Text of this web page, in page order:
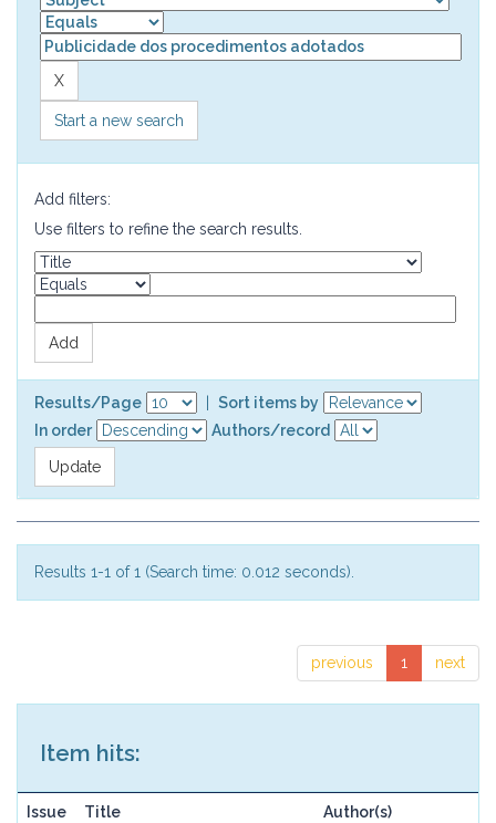
Start a new search
Add filters:
Use filters to refine the search results.
Results/Page
Sort items by
In order
Authors/record
Results 1-1 of 1 (Search time: 0.012 seconds).
previous 1 next
Item hits:
Issue Title Author(s)